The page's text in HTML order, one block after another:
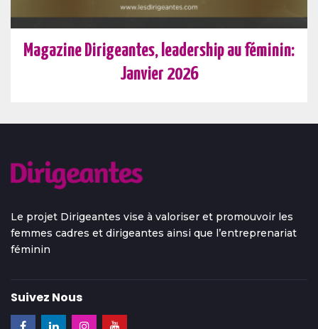
Magazine Dirigeantes, leadership au féminin:
Janvier 2026
Le projet Dirigeantes vise à valoriser et promouvoir les
femmes cadres et dirigeantes ainsi que l’entreprenariat
féminin
Suivez Nous